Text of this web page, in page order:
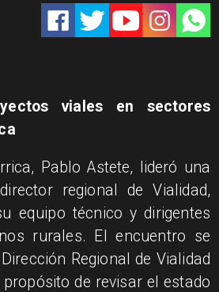
viales en sectores
Pablo Astete, lideró una
regional de Vialidad,
equipo técnico y dirigentes
rurales. El encuentro se
Regional de Vialidad
de revisar el estado